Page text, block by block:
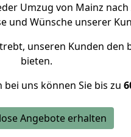
Umzug von Mainz
und Wünsche unserer
unseren Kunden den
bieten.
uns können Sie bis zu
Angebote erhalten